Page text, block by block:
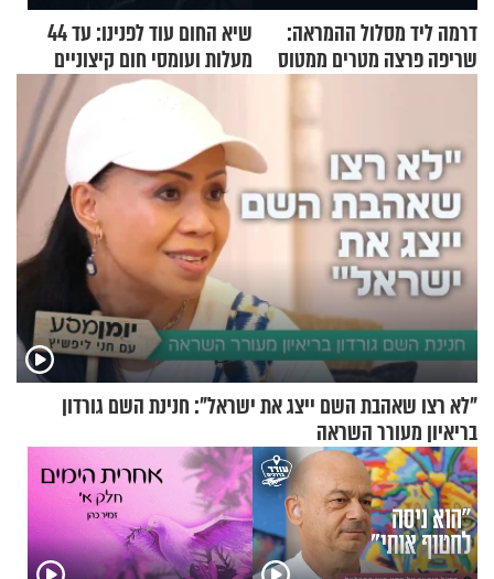
דרמה ליד מסלול ההמראה:
שריפה פרצה מטרים ממטוס
שיא החום עוד לפנינו: עד 44
מעלות ועומסי חום קיצוניים
"לא רצו שאהבת השם ייצג את ישראל": חנינת השם גורדון
בריאיון מעורר השראה